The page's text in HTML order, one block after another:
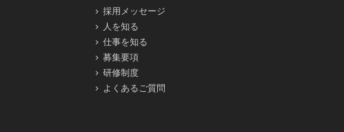
採用メッセージ
人を知る
仕事を知る
募集要項
研修制度
よくあるご質問